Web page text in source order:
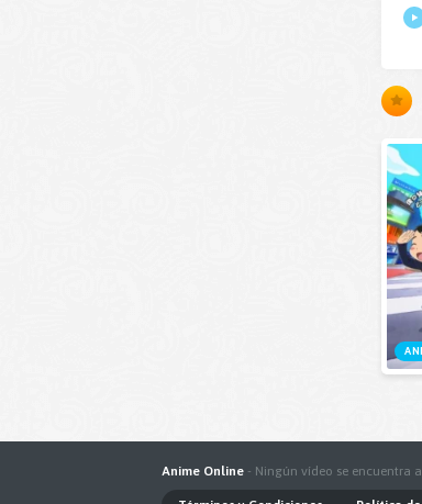
Anime Online - Ningún vídeo se encuentra